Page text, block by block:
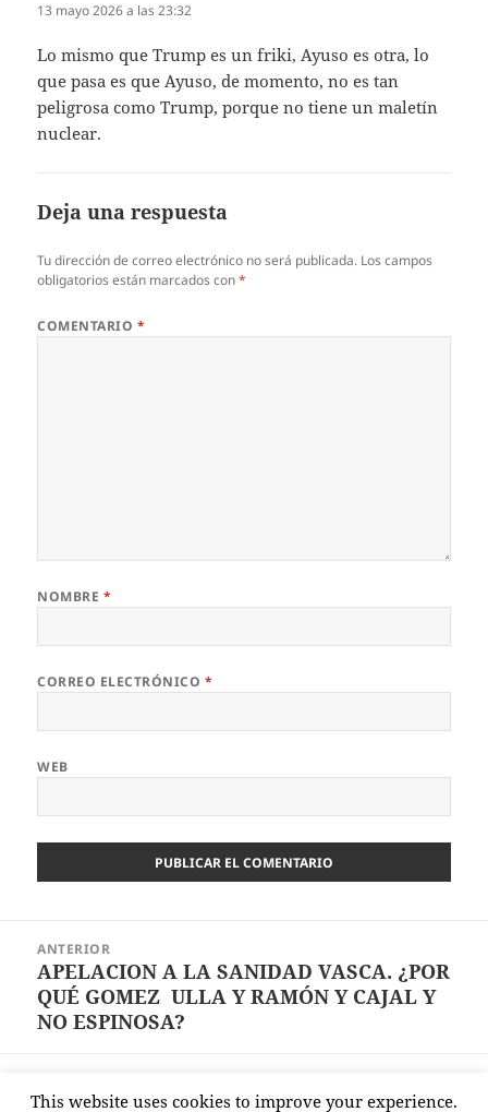
13 mayo 2026 a las 23:32
Lo mismo que Trump es un friki, Ayuso es otra, lo
que pasa es que Ayuso, de momento, no es tan
peligrosa como Trump, porque no tiene un maletín
nuclear.
Deja una respuesta
Tu dirección de correo electrónico no será publicada. Los campos
obligatorios están marcados con*
COMENTARIO *
NOMBRE *
CORREO ELECTRÓNICO *
WEB
entradas
ANTERIOR
Entrada
anterior:
APELACION A LA SANIDAD VASCA. ¿POR
QUÉ GOMEZ ULLA Y RAMÓN Y CAJAL Y
NO ESPINOSA?
Entrada
LA MENTALIDAD DE REBAÑO GANADOR
This website uses cookies to improve your experience.